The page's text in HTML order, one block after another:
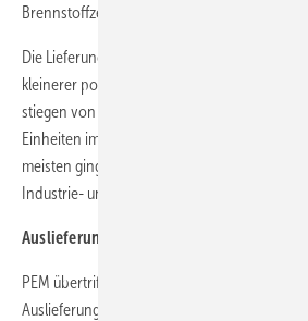
Brennstoffzellen mit 14 MW (für beide Jahre)
Die Lieferungen von tragbaren
kleinerer portabler APUs mit einer Leistung
stiegen von knapp über 6.000 Einheiten im
Einheiten im Jahr 2022. Diese wurden
meisten gingen in die europäischen und
Industrie- und Verbrauchermärkte.
Auslieferungen nach Brennstoffzellentyp
PEM übertrifft weiterhin die anderen
Auslieferungen, sowohl in Bezug auf das